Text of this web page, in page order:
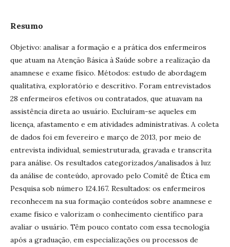
Resumo
Objetivo: analisar a formação e a prática dos enfermeiros
que atuam na Atenção Básica à Saúde sobre a realização da
anamnese e exame físico. Métodos: estudo de abordagem
qualitativa, exploratório e descritivo. Foram entrevistados
28 enfermeiros efetivos ou contratados, que atuavam na
assistência direta ao usuário. Excluíram-se aqueles em
licença, afastamento e em atividades administrativas. A coleta
de dados foi em fevereiro e março de 2013, por meio de
entrevista individual, semiestruturada, gravada e transcrita
para análise. Os resultados categorizados/analisados à luz
da análise de conteúdo, aprovado pelo Comitê de Ética em
Pesquisa sob número 124.167. Resultados: os enfermeiros
reconhecem na sua formação conteúdos sobre anamnese e
exame físico e valorizam o conhecimento científico para
avaliar o usuário. Têm pouco contato com essa tecnologia
após a graduação, em especializações ou processos de